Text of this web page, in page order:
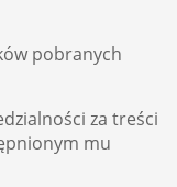
pobranych
za treści
mu